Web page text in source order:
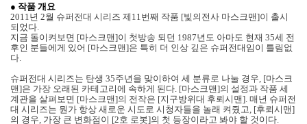
● 작품 개요
2011년 2월 슈퍼전대 시리즈 제11번째 작품 [빛의전사 마스크맨]이 출시
되었다.
지금 돌이켜보면 [마스크맨]이 첫방송 되던 1987년도 아마도 현재 35세 전
후인 분들에게 있어 [마스크맨]은 특히 더 인상 깊은 슈퍼전대임이 틀림없
다.
슈퍼전대 시리즈는 탄생 35주년을 맞이하여 세 분류로 나눌 경우, [마스크
맨]은 가장 오래된 카테고리에 속하게 된다. [마스크맨]의 설정과 작품 세
계관을 살펴보면 [마스크맨]의 전작은 [지구방위대 후뢰시맨]. 매년 슈퍼전
대 시리즈는 뭔가 항상 새로운 시도로 시청자들을 놀래 켜줬고, [후뢰시맨]
의 경우, 가장 큰 변화점이 [2호 로봇]의 첫 등장이라고 봐야 할 것이다.